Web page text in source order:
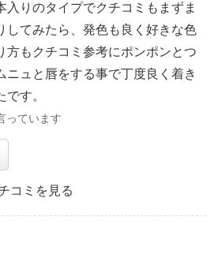
入りのタイプでクチコミもまずま
してみたら、発色も良く好きな色
方もクチコミ参考にポンポンとつ
ニュと唇をする事で丁度良く着き
す。
っています
コミを見る